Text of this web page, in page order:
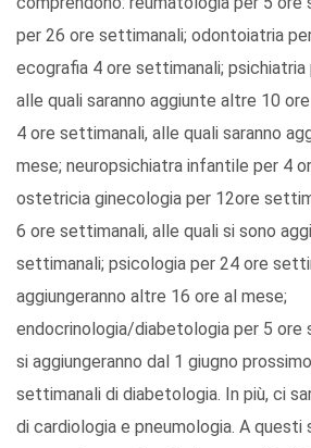
per 26 ore settimanali; odontoiatria
ecografia 4 ore settimanali;
alle quali saranno aggiunte altre 10
4 ore settimanali, alle quali saranno
mese; neuropsichiatra infantile per 4
ostetricia ginecologia per 12ore
6 ore settimanali, alle quali si sono
settimanali; psicologia per 24 ore
aggiungeranno altre 16 ore al mese;
endocrinologia/diabetologia per 5 ore
si aggiungeranno dal 1 giugno
settimanali di diabetologia. In più, ci
di cardiologia e pneumologia. A questi